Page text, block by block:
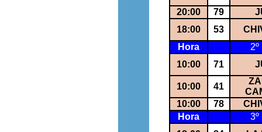
20:00
79
18:00
53
Hora
10:00
71
10:00 41
10:00
78
Hora
3º